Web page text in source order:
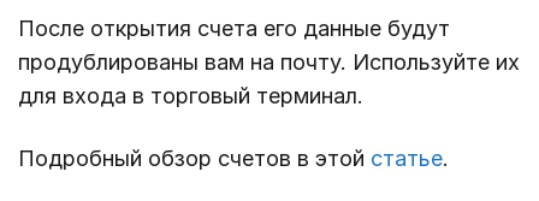
После открытия счета его данные будут
продублированы вам на почту. Используйте их
для входа в торговый терминал.
Подробный обзор счетов в этой статье.